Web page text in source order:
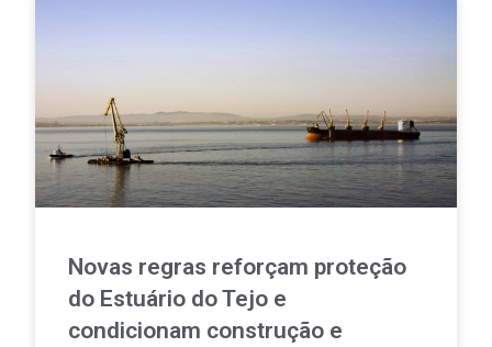
Novas regras reforçam proteção
do Estuário do Tejo e
condicionam construção e